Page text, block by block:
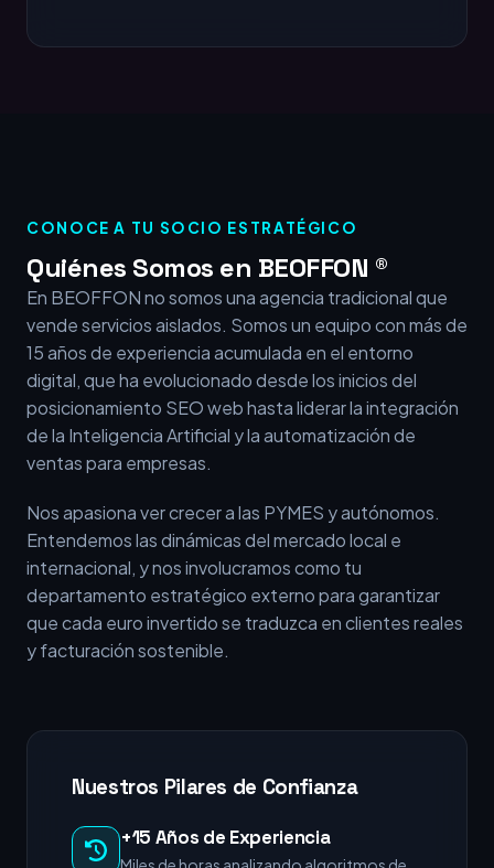
CONOCE A TU SOCIO ESTRATÉGICO
Quiénes Somos en BEOFFON ®
En BEOFFON no somos una agencia tradicional que
vende servicios aislados. Somos un equipo con más de
15 años de experiencia acumulada en el entorno
digital, que ha evolucionado desde los inicios del
posicionamiento SEO web hasta liderar la integración
de la Inteligencia Artificial y la automatización de
ventas para empresas.
Nos apasiona ver crecer a las PYMES y autónomos.
Entendemos las dinámicas del mercado local e
internacional, y nos involucramos como tu
departamento estratégico externo para garantizar
que cada euro invertido se traduzca en clientes reales
y facturación sostenible.
Nuestros Pilares de Confianza
+15 Años de Experiencia